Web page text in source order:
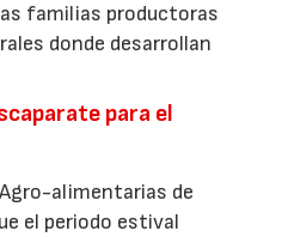
familias productoras
donde desarrollan
para el
alimentarias de
el periodo estival